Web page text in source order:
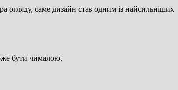
саме дизайн став одним із найсильніших
бути чималою.